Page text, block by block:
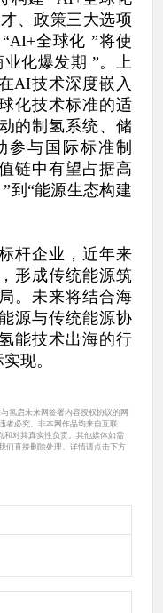
、政策三大选项
全球化 ”将使
化爆发期 ”。上
AI技术深度嵌入
化技术标准的适
的制氢系统、储
参与国际标准制
链中有望占据高
到“能源生态构建
杆企业，近年来
形成传统能源筑
。未来将结合海
源与传统能源协
能技术出海的行
现。
氢启未来网签署内容授权协议的网
者必究。非本网作品均来自互联
和对其真实性负责。其他媒体如需
们直接删除处理。详情请点击下方